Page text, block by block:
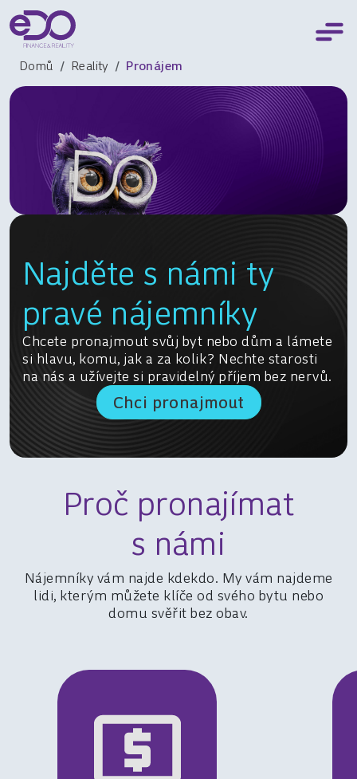
Domů Reality Pronájem
Najděte s námi ty
pravé nájemníky
Chcete pronajmout svůj byt nebo dům a lámete
si hlavu, komu, jak a za kolik? Nechte starosti
na nás a užívejte si pravidelný příjem bez nervů.
Chci pronajmout
Proč pronajímat
s námi
Nájemníky vám najde kdekdo. My vám najdeme
lidi, kterým můžete klíče od svého bytu nebo
domu svěřit bez obav.